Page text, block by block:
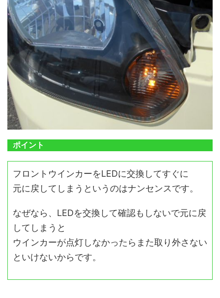
ポイント
フロントウインカーをLEDに交換してすぐに
元に戻してしまうというのはナンセンスです。
なぜなら、LEDを交換して確認もしないで元に戻
してしまうと
ウインカーが点灯しなかったらまた取り外さない
といけないからです。